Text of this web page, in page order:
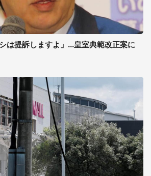
は提訴しますよ」...皇室典範改正案に